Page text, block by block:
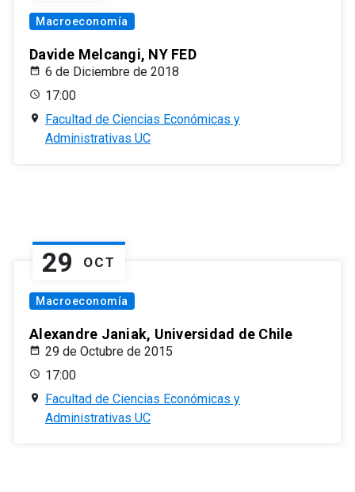
Macroeconomía
Davide Melcangi, NY FED
6 de Diciembre de 2018
17:00
Facultad de Ciencias Económicas y
Administrativas UC
29 OCT
Macroeconomía
Alexandre Janiak, Universidad de Chile
29 de Octubre de 2015
17:00
Facultad de Ciencias Económicas y
Administrativas UC